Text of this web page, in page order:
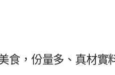
食，份量多、真材實